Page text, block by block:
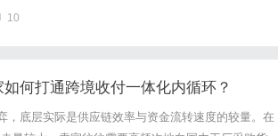
警惕低价陷阱传统旅行社常常推出低价旅游团来吸引
。据相关调查显示，约70%的低价旅游...
10
何打通跨境收付一体化内循环？
底层实际是供应链效率与资金流转速度的较量。在